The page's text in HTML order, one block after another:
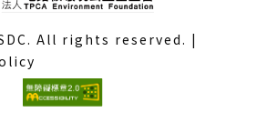
All rights reserved. |
(外
部